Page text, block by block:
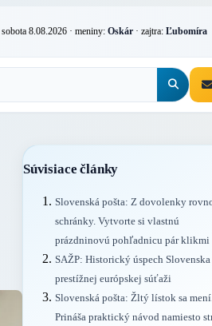
sobota 8.08.2026 · meniny: Oskár · zajtra: Ľubomíra
Súvisiace články
Slovenská pošta: Z dovolenky
schránky. Vytvorte si vlastnú
prázdninovú pohľadnicu pár klikmi
SAŽP: Historický úspech
prestížnej európskej súťaži
Slovenská pošta: Žltý lístok sa
Prináša praktický návod namiesto